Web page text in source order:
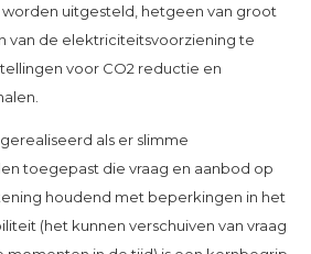
worden uitgesteld, hetgeen van groot
van de elektriciteitsvoorziening te
voor CO2 reductie en
als er slimme
toegepast die vraag en aanbod op
houdend met beperkingen in het
(het kunnen verschuiven van vraag